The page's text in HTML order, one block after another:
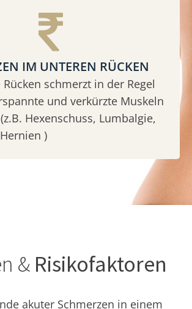
IM UNTEREN RÜCKEN
schmerzt in der Regel
und verkürzte Muskeln
Hexenschuss, Lumbalgie,
)
& Risikofaktoren
akuter Schmerzen in einem